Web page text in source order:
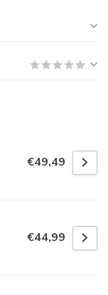
€49,49
€44,99